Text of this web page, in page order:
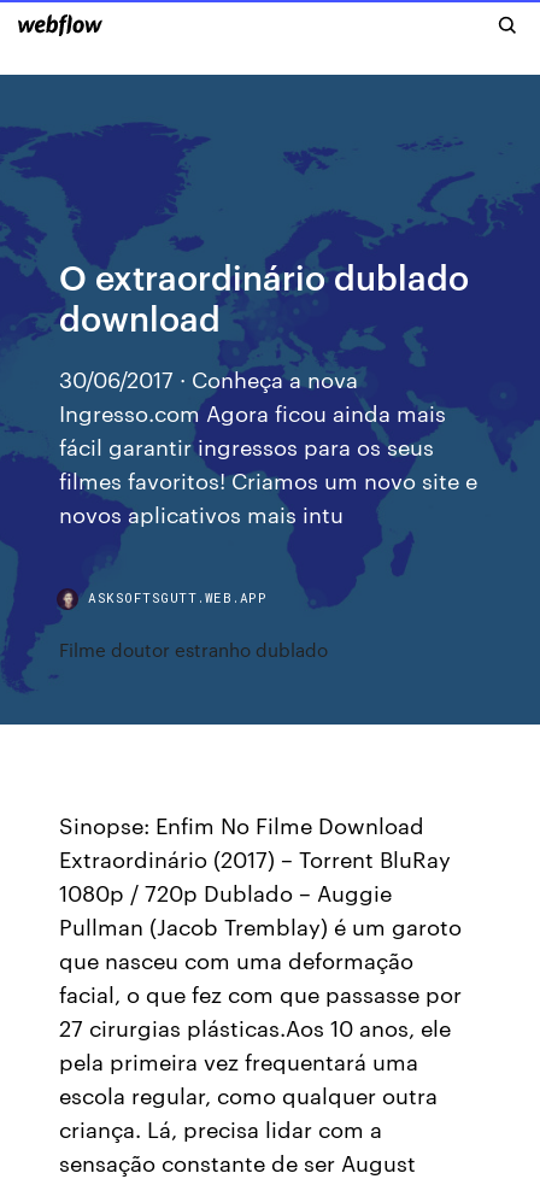
O extraordinário dublado
download
30/06/2017 · Conheça a nova
Ingresso.com Agora ficou ainda mais
fácil garantir ingressos para os seus
filmes favoritos! Criamos um novo site e
novos aplicativos mais intu
ASKSOFTSGUTT.WEB.APP
Filme doutor estranho dublado
Sinopse: Enfim No Filme Download
Extraordinário (2017) – Torrent BluRay
1080p / 720p Dublado – Auggie
Pullman (Jacob Tremblay) é um garoto
que nasceu com uma deformação
facial, o que fez com que passasse por
27 cirurgias plásticas.Aos 10 anos, ele
pela primeira vez frequentará uma
escola regular, como qualquer outra
criança. Lá, precisa lidar com a
sensação constante de ser August